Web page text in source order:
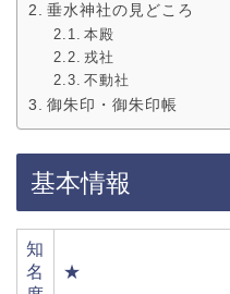
垂水神社の見どころ
本殿
戎社
不動社
御朱印・御朱印帳
基本情報
知
名
★